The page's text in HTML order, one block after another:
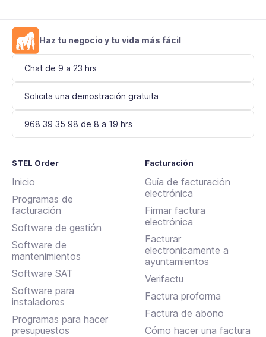
Haz tu negocio y tu vida más fácil
Chat de 9 a 23 hrs
Solicita una demostración gratuita
968 39 35 98 de 8 a 19 hrs
STEL Order
Inicio
Programas de
facturación
Software de gestión
Software de
mantenimientos
Software SAT
Software para
instaladores
Programas para hacer
presupuestos
Facturación
Guía de facturación
electrónica
Firmar factura
electrónica
Facturar
electronicamente a
ayuntamientos
Verifactu
Factura proforma
Factura de abono
Cómo hacer una factura